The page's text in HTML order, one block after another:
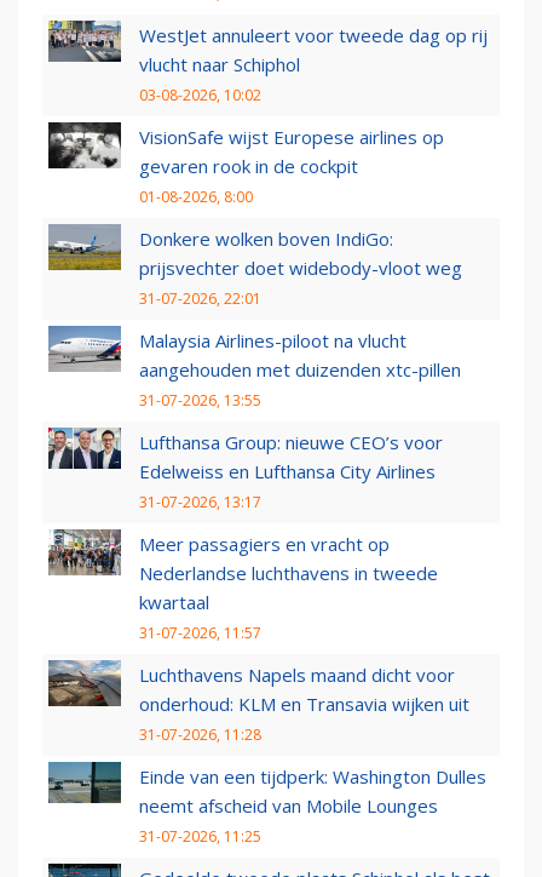
WestJet annuleert voor tweede dag op rij
vlucht naar Schiphol
03-08-2026, 10:02
VisionSafe wijst Europese airlines op
gevaren rook in de cockpit
01-08-2026, 8:00
Donkere wolken boven IndiGo:
prijsvechter doet widebody-vloot weg
31-07-2026, 22:01
Malaysia Airlines-piloot na vlucht
aangehouden met duizenden xtc-pillen
31-07-2026, 13:55
Lufthansa Group: nieuwe CEO’s voor
Edelweiss en Lufthansa City Airlines
31-07-2026, 13:17
Meer passagiers en vracht op
Nederlandse luchthavens in tweede
kwartaal
31-07-2026, 11:57
Luchthavens Napels maand dicht voor
onderhoud: KLM en Transavia wijken uit
31-07-2026, 11:28
Einde van een tijdperk: Washington Dulles
neemt afscheid van Mobile Lounges
31-07-2026, 11:25